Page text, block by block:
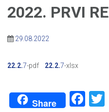
2022. PRVI
29.08.2022
22.2.7-pdf 22.2.7-xlsx
Share